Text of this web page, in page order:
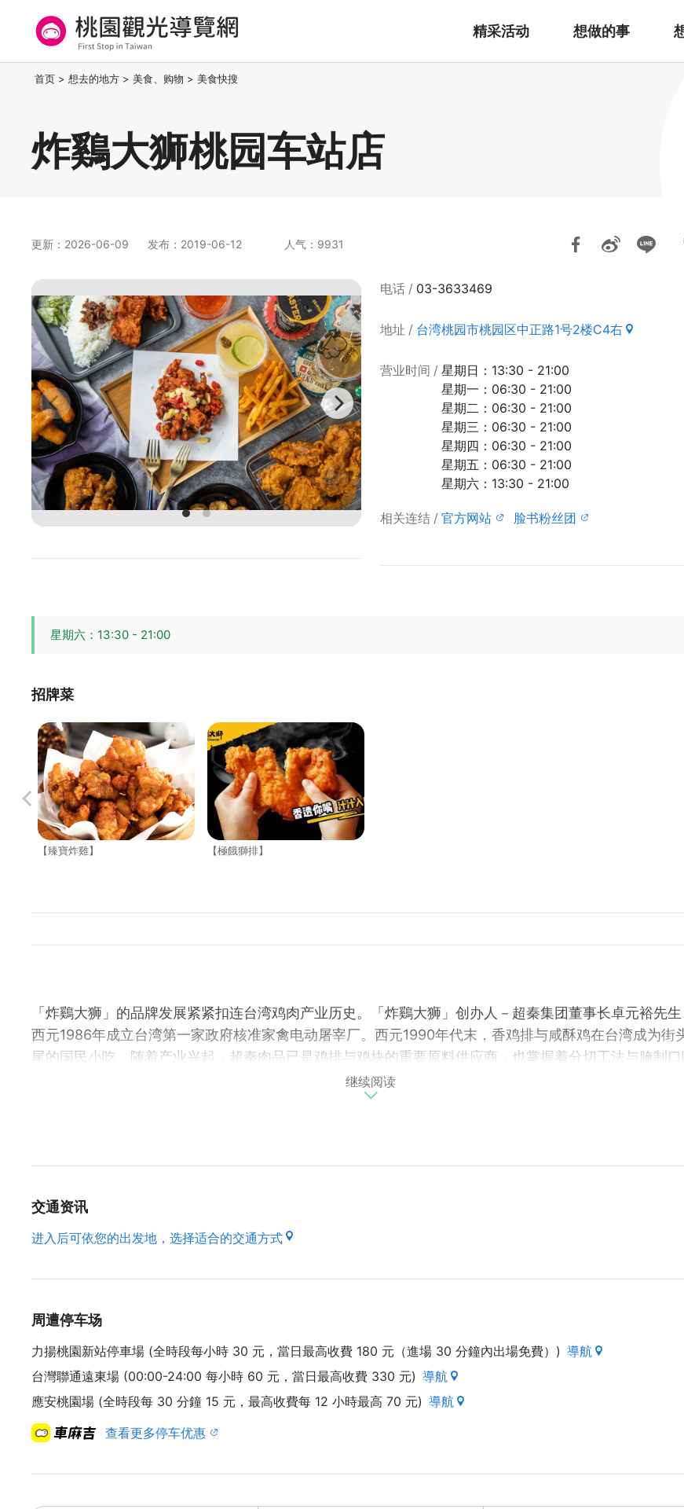
要
桃园观光导览网
精采活动 想做的事
首页 > 想去的地方 > 美食、购物 > 美食快搜
炸鷄大狮桃园车站店
更新：2026-06-09 发布：2019-06-12 人气：9931
电话 03-3633469
地址 台湾桃园市桃园区中正路1号2楼C4右
营业时间
星期日：13:30 - 21:00
星期一：06:30 - 21:00
星期二：06:30 - 21:00
星期三：06:30 - 21:00
星期四：06:30 - 21:00
星期五：06:30 - 21:00
星期六：13:30 - 21:00
相关连结 官方网站 脸书粉丝团
星期六：13:30 - 21:00
招牌菜
【臻寶炸雞】 【極餓獅排】
「炸鷄大狮」的品牌发展紧紧扣连台湾鸡肉产业历史。「炸鷄大狮」创办人－超秦集团董事长卓元裕先
西元1986年成立台湾第一家政府核准家禽电动屠宰厂。西元1990年代末，香鸡排与咸酥鸡在台湾成为街
尾的国民小吃，随着产业兴起，超秦肉品已是鸡排与鸡块的重要原料供应商，也掌握着分切工法与腌制口
关键技术。西元1999年连锁品牌「炸鸡大师」正式成立，以摊车型态为主要营运方式。
「大师的炸鸡，炸鷄大狮」满足「香透你嘴、汁汁入味」的幸福享受。
继续阅读
交通资讯
进入后可依您的出发地，选择适合的交通方式
周遭停车场
力揚桃園新站停車場 (全時段每小時 30 元，當日最高收費 180 元（進場 30 分鐘內出場免費）) 導航
台灣聯通遠東場 (00:00-24:00 每小時 60 元，當日最高收費 330 元) 導航
應安桃園場 (全時段每 30 分鐘 15 元，最高收費每 12 小時最高 70 元) 導航
查看更多停车优惠